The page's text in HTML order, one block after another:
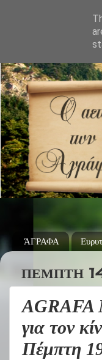
ΆΓΡΑΦΑ
ΠΈΜΠΤΗ
AGRAFA
για τον
Πέμπτη